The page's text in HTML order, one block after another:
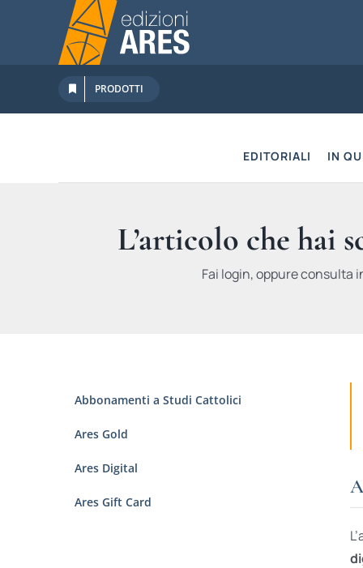
contenuto
PRODOTTI
EDITORIALI IN
L’articolo che hai
Fai login, oppure consulta
Abbonamenti a Studi Cattolici
Ares Gold
Ares Digital
Ares Gift Card